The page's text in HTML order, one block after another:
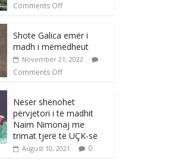
Comments Off
Shote Galica emër i
madh i mëmëdheut
November 21, 2022
Comments Off
Nesër shënohet
përvjetori i të madhit
Naim Nimonaj me
trimat tjerë të UÇK-së
August 10, 2021 0